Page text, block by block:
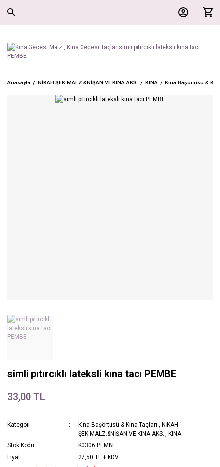
Anasayfa NİKAH ŞEK.MALZ.&NİŞAN VE KINA AKS. KINA Kına Başörtüsü &
simli pıtırcıklı lateksli kına tacı PEMBE
33,00 TL
Kategori Kına Başörtüsü & Kına Taçları , NİKAH
ŞEK.MALZ.&NİŞAN VE KINA AKS. , KINA
Stok Kodu
K0306.PEMBE
Fiyat
27,50 TL + KDV